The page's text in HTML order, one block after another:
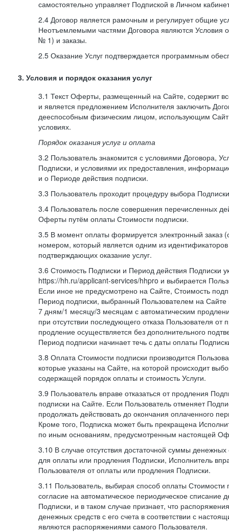
самостоятельно управляет Подпиской в Личном
2.4 Договор является рамочным и регулирует общие
Неотъемлемыми частями Договора являются Условия
№ 1) и заказы.
2.5 Оказание Услуг подтверждается программным
3. Условия и порядок оказания услуг
3.1 Текст Оферты, размещенный на Сайте, содержит
и является предложением Исполнителя заключить
дееспособным физическим лицом, использующим
условиях.
Порядок оказания услуг и оплата
3.2 Пользователь знакомится с условиями Договора,
Подписки, и условиями их предоставления,
и о Периоде действия подписки.
3.3 Пользователь проходит процедуру выбора
3.4 Пользователь после совершения перечисленных
Оферты путём оплаты Стоимости подписки.
3.5 В момент оплаты формируется электронный заказ
номером, который является одним из
подтверждающих оказание услуг.
3.6 Стоимость Подписки и Период действия Подписки
https://hh.ru/applicant-services/hhpro и выбирается
Если иное не предусмотрено на Сайте, Стоимость
Период подписки, выбранный Пользователем на
7 дням/1 месяцу/3 месяцам с автоматическим
при отсутствии последующего отказа Пользователя от
продление осуществляется без дополнительного
Период подписки начинает течь с даты оплаты
3.8 Оплата Стоимости подписки производится
которые указаны на Сайте, на которой происходит
содержащей порядок оплаты и стоимость Услуги.
3.9 Пользователь вправе отказаться от продления
подписки на Сайте. Если Пользователь отменяет
продолжать действовать до окончания оплаченного
Кроме того, Подписка может быть прекращена
по иным основаниям, предусмотренным настоящей
3.10 В случае отсутствия достаточной суммы денежных
для оплаты или продления Подписки, Исполнитель
Пользователя от оплаты или продления Подписки.
3.11 Пользователь, выбирая способ оплаты Стоимости
согласие на автоматическое периодическое списание
Подписки, и в таком случае признает, что
денежных средств с его счета в соответствии с
являются распоряжениями самого Пользователя.